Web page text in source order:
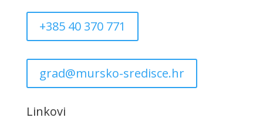
+385 40 370 771
grad@mursko-sredisce.hr
Linkovi